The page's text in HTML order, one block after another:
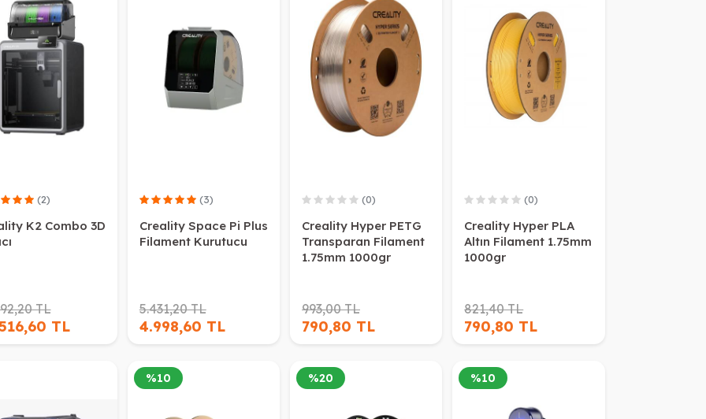
(2)
K2 Combo 3D
TL
TL
(3)
Creality Space Pi Plus
Filament Kurutucu
5.431,20 TL
4.998,60 TL
(0)
Creality Hyper PETG
Transparan Filament
1.75mm 1000gr
993,00 TL
790,80 TL
(0)
Creality Hyper PLA
Altın Filament 1.75mm
1000gr
821,40 TL
790,80 TL
%10 %20 %10